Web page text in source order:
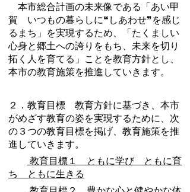
本市総合計画の未来像である「あい甲
賀 いつもの暮らしに❝しあわせ❞を感じ
るまち」を実現するため、「たくましい
心身と郷土への誇りをもち、未来を切り
拓く人を育てる」ことを教育方針とし、
本市の教育施策を推進していきます。
２．教育目標 教育方針に基づき、本市
がめざす教育の姿を実現するために、次
の３つの教育目標を掲げ、教育施策を推
進していきます。
教育目標１ ともに学び ともに育
ち ともに生きる